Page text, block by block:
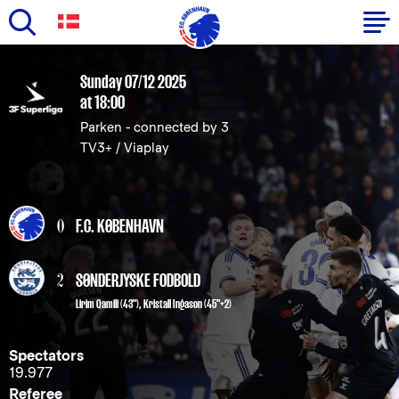
main
content
Primary
navigation
Sunday 07/12 2025
at 18:00
Parken - connected by 3
TV3+ / Viaplay
0 F.C. KØBENHAVN
2 SØNDERJYSKE FODBOLD
Lirim Qamili (43"),Kristall Ingason (45"+2)
Spectators
19.977
Referee